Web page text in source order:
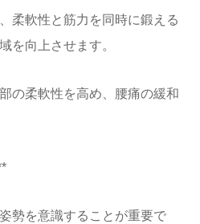
柔軟性と筋力を同時に鍛える
を向上させます。
の柔軟性を高め、腰痛の緩和
勢を意識することが重要で